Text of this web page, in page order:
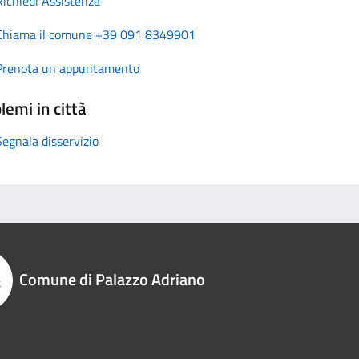
il comune +39 091 8349901
un appuntamento
in città
disservizio
Comune di Palazzo Adriano